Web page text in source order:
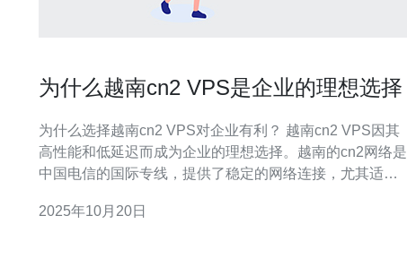
为什么越南cn2 VPS是企业的理想选择
为什么选择越南cn2 VPS对企业有利？ 越南cn2 VPS因其
高性能和低延迟而成为企业的理想选择。越南的cn2网络是
中国电信的国际专线，提供了稳定的网络连接，尤其适合
业能够确保网站和应用程序的访问速度快，用户体验良
2025年10月20日